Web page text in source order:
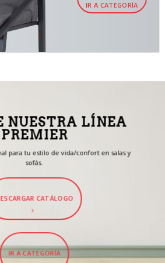
IR A CATEGORÍA
NUESTRA LÍNEA
PREMIER
para tu estilo de vida/confort en salas y
sofás.
CATÁLOGO
IR A CATEGORÍA